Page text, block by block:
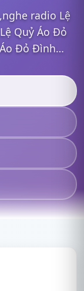
radio Lệ
Quỷ Áo Đỏ
Đỏ Đình